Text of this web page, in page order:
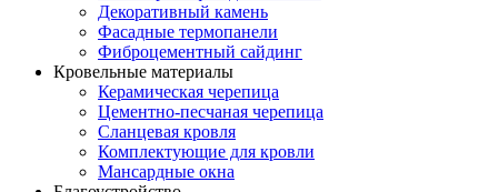
Декоративный камень
Фасадные термопанели
Фиброцементный сайдинг
Кровельные материалы
Керамическая черепица
Цементно-песчаная черепица
Сланцевая кровля
Комплектующие для кровли
Мансардные окна